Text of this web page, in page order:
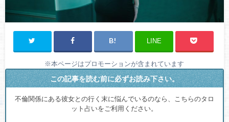
LINE
※本ページはプロモーションが含まれています
この記事を読む前に必ずお読み下さい。
不倫関係にある彼女との行く末に悩んでいるのなら、こちらのタロ
ット占いをご利用ください。